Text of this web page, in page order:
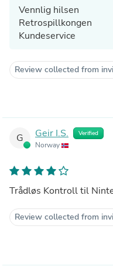
Vennlig hilsen
Retrospillkongen
Kundeservice
Review collected from
G Geir I.S. Verified
Norway
Trådløs Kontroll til
Review collected from